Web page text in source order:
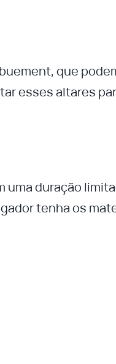
que
esses altares
duração
tenha os